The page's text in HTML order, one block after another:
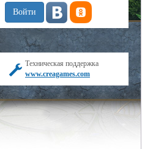
Техническая поддержка
www.creagames.com